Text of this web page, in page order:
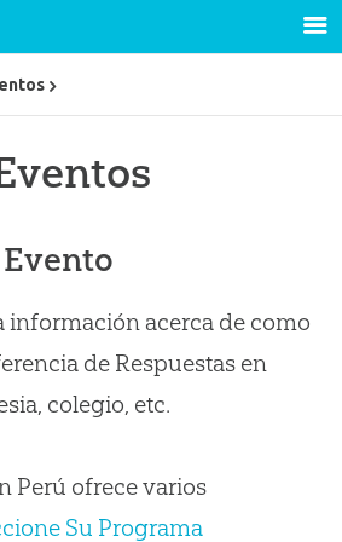
información acerca de como
de Respuestas en
colegio, etc.
Perú ofrece varios
Su Programa